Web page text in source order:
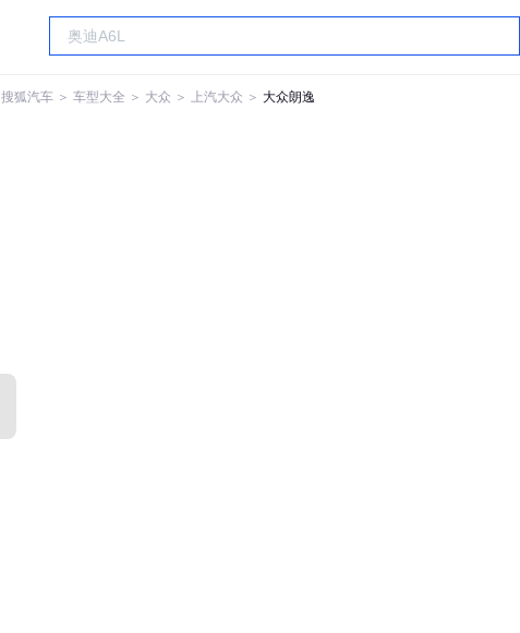
搜狐汽车 ＞ 车型大全 ＞ 大众 ＞ 上汽大众 ＞ 大众朗逸